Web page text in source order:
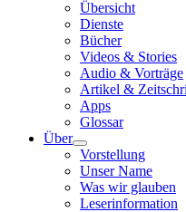
Übersicht
Dienste
Bücher
Videos & Stories
Audio & Vorträge
Artikel &
Apps
Glossar
Über
Vorstellung
Unser Name
Was wir glauben
Leser­infor­mation